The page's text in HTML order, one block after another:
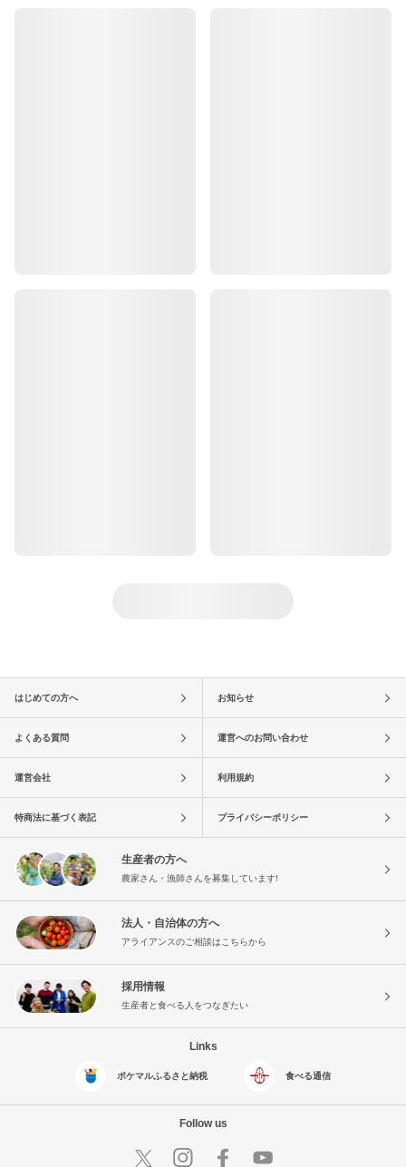
はじめての方へ お知らせ
よくある質問 運営へのお問い合わせ
運営会社 利用規約
特商法に基づく表記 プライバシーポリシー
生産者の方へ
農家さん・漁師さんを募集しています!
法人・自治体の方へ
アライアンスのご相談はこちらから
採用情報
生産者と食べる人をつなぎたい
Links
ポケマルふるさと納税 食べる通信
Follow us